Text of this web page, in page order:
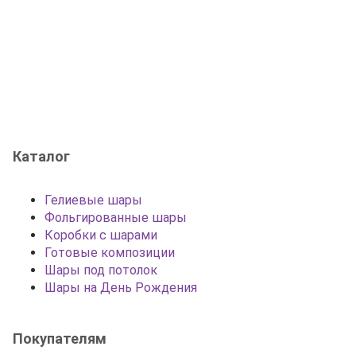
Каталог
Гелиевые шары
Фольгированные шары
Коробки с шарами
Готовые композиции
Шары под потолок
Шары на День Рождения
Покупателям